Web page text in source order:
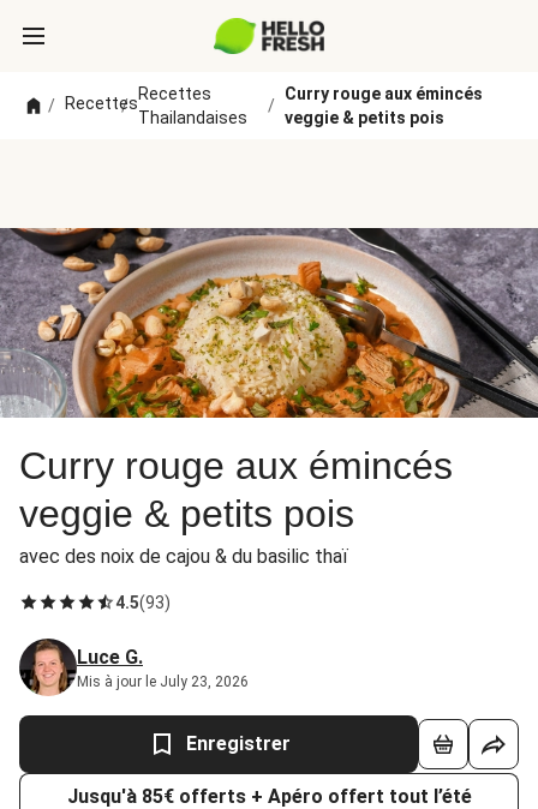
/ Recettes
/
Recettes
Thailandaises
/
Curry rouge aux émincés
veggie & petits pois
Curry rouge aux émincés
veggie & petits pois
avec des noix de cajou & du basilic thaï
4.5(93)
Luce G.
Mis à jour le July 23, 2026
Enregistrer
Jusqu'à 85€ offerts + Apéro offert tout l’été